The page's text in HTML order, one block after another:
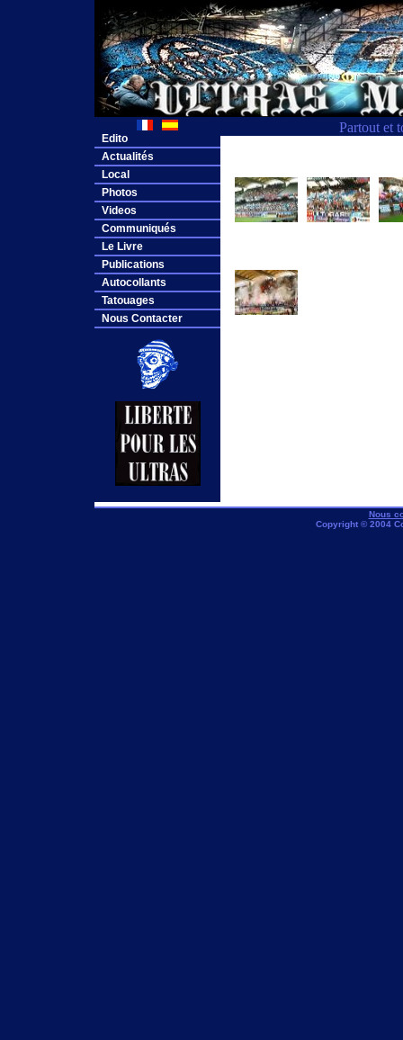
Partout et
Edito
Actualités
Local
Photos
Videos
Communiqués
Le Livre
Publications
Autocollants
Tatouages
Nous Contacter
Nous
Copyright © 2004